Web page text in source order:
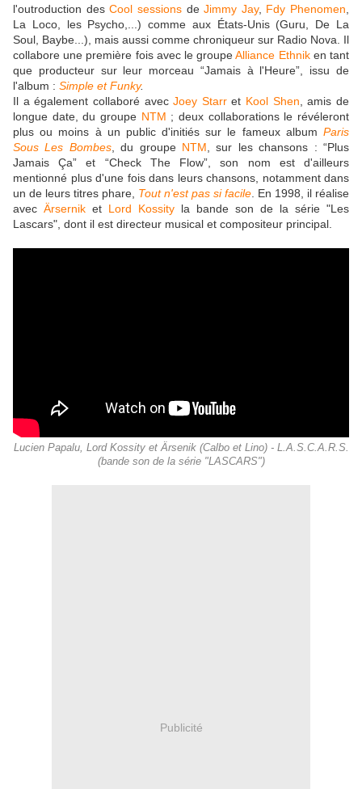
l'outroduction desCool sessionsdeJimmy Jay, Fdy Phenomen
La Loco, les Psycho,...) comme aux États-Unis (Guru, De La
Soul, Baybe...), mais aussi comme chroniqueur sur Radio Nova. Il
collabore une première fois avec le groupeAlliance Ethniken tant
que producteur sur leur morceau “Jamais à l'Heure”, issu de
l'album : Simple et Funky.
Il a également collaboré avecJoey Starret Kool Shen , amis de
longue date, du groupe NTM ; deux collaborations le révéleront
plus ou moins à un public d'initiés sur le fameux album Paris
Sous Les Bombes, du groupe NTM , sur les chansons : “Plus
Jamais Ça” et “Check The Flow”, son nom est d'ailleurs
mentionné plus d'une fois dans leurs chansons, notamment dans
un de leurs titres phare, Tout n'est pas si facile . En 1998, il réalise
avec Ärsernik et Lord Kossity la bande son de la série "Les
Lascars", dont il est directeur musical et compositeur principal.
Lucien Papalu, Lord Kossity et Ärsenik (Calbo et Lino) - L.A.S.C.A.R.S.
(bande son de la série "LASCARS")
Publicité